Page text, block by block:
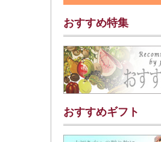
おすすめ特集
おすすめギフト